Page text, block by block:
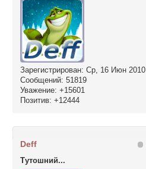
Зарегистрирован: Ср, 16 Июн 2010
Сообщений: 51819
Уважение: +15601
Позитив: +12444
Deff
Тутошний...